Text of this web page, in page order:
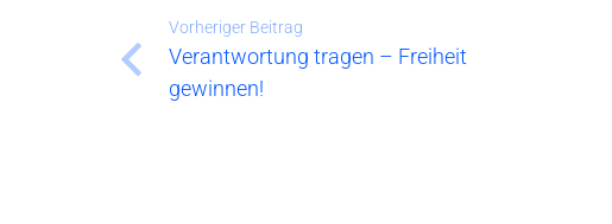
Vorheriger Beitrag
Verantwortung tragen – Freiheit
gewinnen!